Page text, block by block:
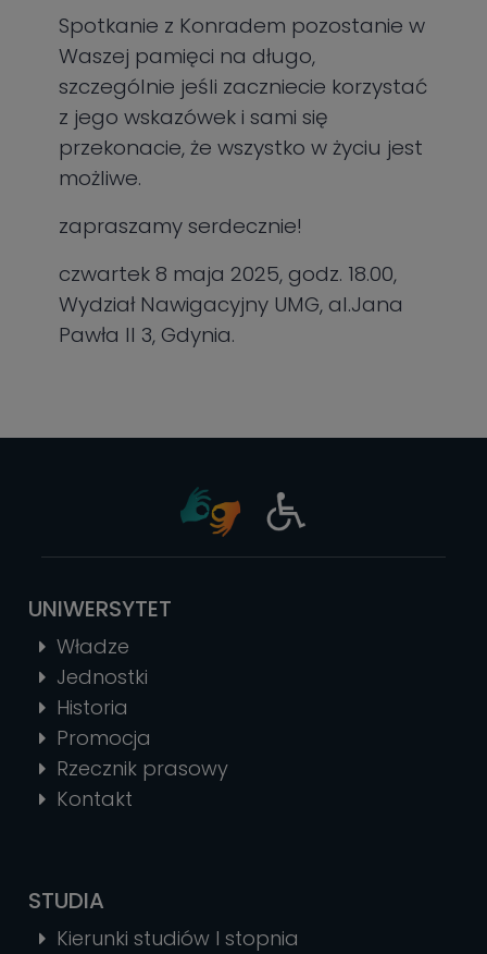
Spotkanie z Konradem pozostanie w
Waszej pamięci na długo,
szczególnie jeśli zaczniecie korzystać
z jego wskazówek i sami się
przekonacie, że wszystko w życiu jest
możliwe.
zapraszamy serdecznie!
czwartek 8 maja 2025, godz. 18.00,
Wydział Nawigacyjny UMG, al.Jana
Pawła II 3, Gdynia.
UNIWERSYTET
Władze
Jednostki
Historia
Promocja
Rzecznik prasowy
Kontakt
STUDIA
Kierunki studiów I stopnia